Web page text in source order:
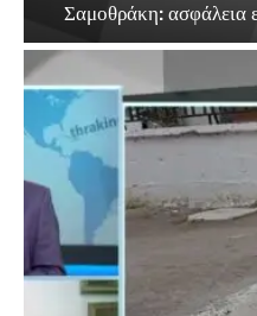
Σαμοθράκη: ασφάλεια